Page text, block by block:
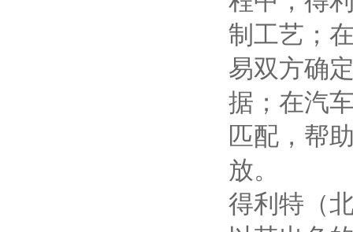
制工艺；
易双方确
据；在汽
匹配，帮
放。
得利特（